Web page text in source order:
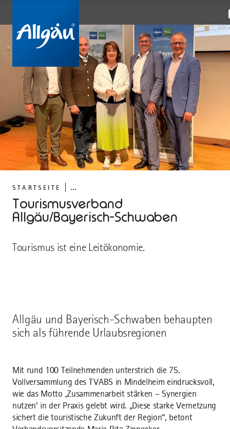
STARTSEITE ...
Tourismusverband
Allgäu/Bayerisch-Schwaben
Tourismus ist eine Leitökonomie.
Allgäu und Bayerisch-Schwaben behaupten
sich als führende Urlaubsregionen
Mit rund 100 Teilnehmenden unterstrich die 75.
Vollversammlung des TVABS in Mindelheim eindrucksvoll,
wie das Motto ‚Zusammenarbeit stärken – Synergien
nutzen‘ in der Praxis gelebt wird. „Diese starke Vernetzung
sichert die touristische Zukunft der Region“, betont